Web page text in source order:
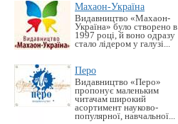
Махаон-Україна
Видавництво «Махаон-
Україна» було створено в
1997 році, й воно одразу
стало лідером у галузі...
Перо
Видавництво «Перо»
пропонує маленьким
читачам широкий
асортимент науково-
популярної, навчальної...